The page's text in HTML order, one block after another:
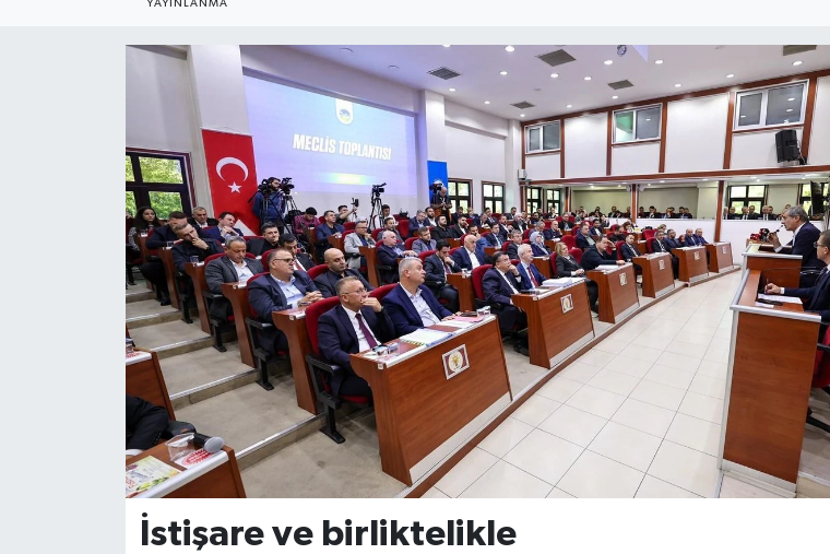
YAYINLANMA
İstişare ve birliktelikle